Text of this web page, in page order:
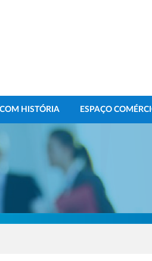
HISTÓRIA ESPAÇO